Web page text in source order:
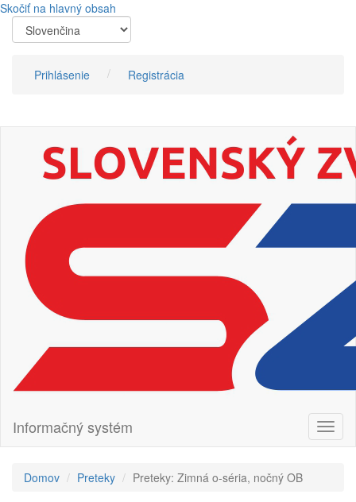
Skočiť na hlavný obsah
Prihlásenie Registrácia
Informačný systém
Domov Preteky Preteky: Zimná o-séria, nočný OB